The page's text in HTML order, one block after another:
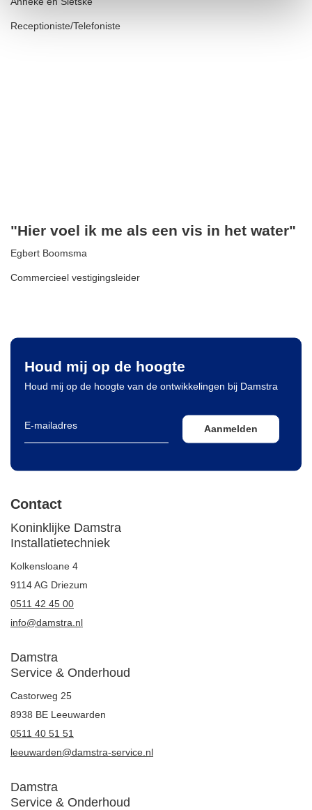
Receptioniste/Telefoniste
"Hier voel ik me als een vis in het water"
Egbert Boomsma
Commercieel vestigingsleider
Houd mij op de hoogte
Houd mij op de hoogte van de ontwikkelingen bij Damstra
Aanmelden
Contact
Koninklijke Damstra
Installatietechniek
Kolkensloane 4
9114 AG Driezum
0511 42 45 00
info@damstra.nl
Damstra
Service & Onderhoud
Castorweg 25
8938 BE Leeuwarden
0511 40 51 51
leeuwarden@damstra-service.nl
Damstra
Service & Onderhoud